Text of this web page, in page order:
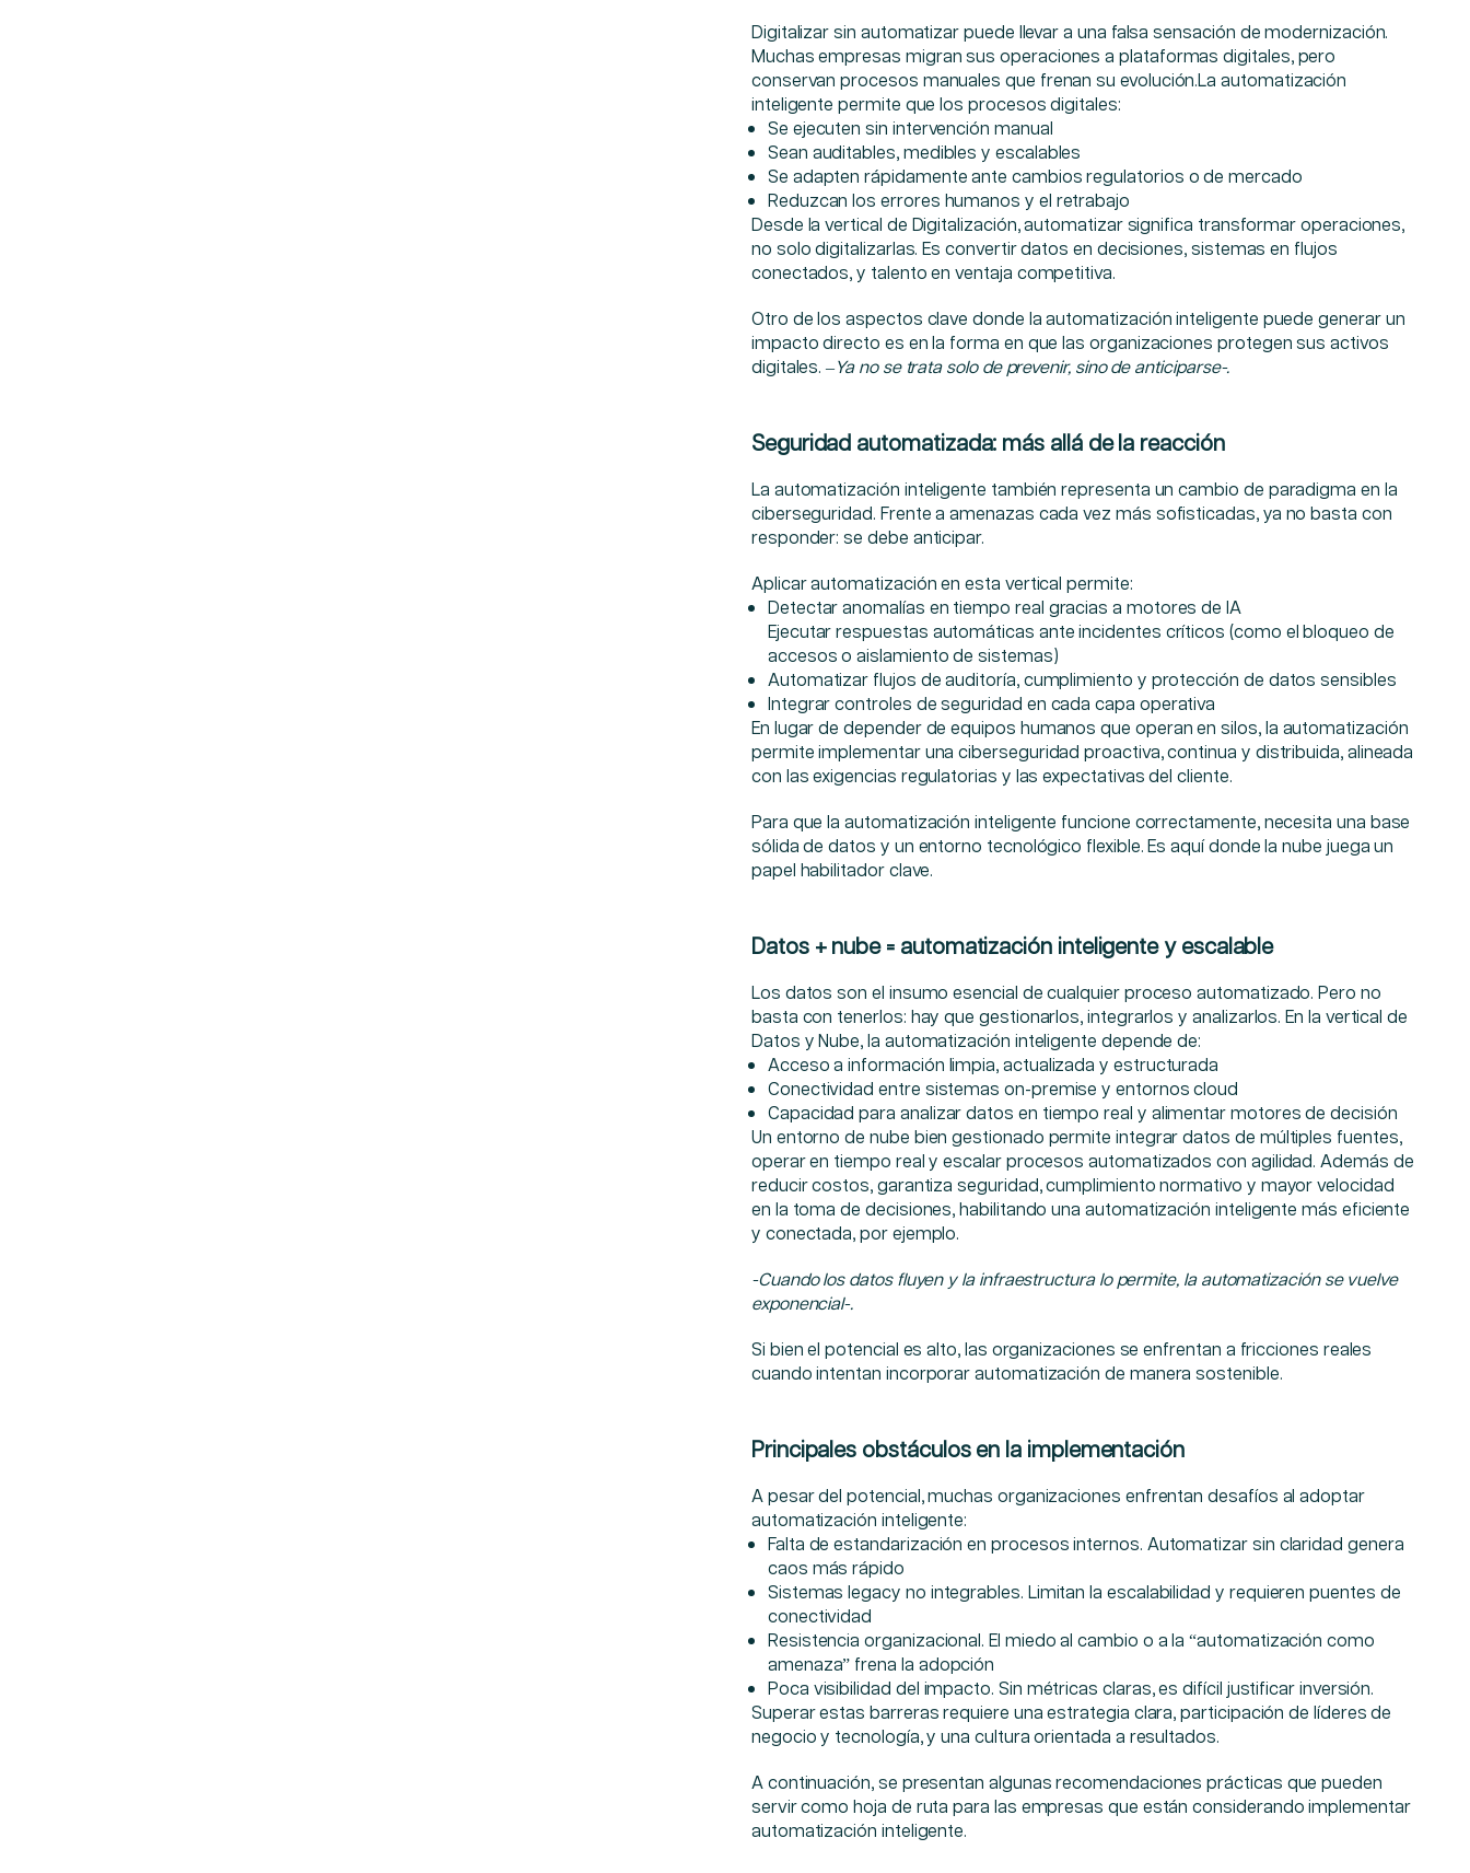
Digitalizar sin automatizar puede llevar a una falsa sensación de modernización.
Muchas empresas migran sus operaciones a plataformas digitales, pero
conservan procesos manuales que frenan su evolución.La automatización
inteligente permite que los procesos digitales:
Se ejecuten sin intervención manual
Sean auditables, medibles y escalables
Se adapten rápidamente ante cambios regulatorios o de mercado
Reduzcan los errores humanos y el retrabajo
Desde la vertical de Digitalización, automatizar significa transformar operaciones,
no solo digitalizarlas. Es convertir datos en decisiones, sistemas en flujos
conectados, y talento en ventaja competitiva.
Otro de los aspectos clave donde la automatización inteligente puede generar un
impacto directo es en la forma en que las organizaciones protegen sus activos
digitales. –Ya no se trata solo de prevenir, sino de anticiparse-.
Seguridad automatizada: más allá de la reacción
La automatización inteligente también representa un cambio de paradigma en la
ciberseguridad. Frente a amenazas cada vez más sofisticadas, ya no basta con
responder: se debe anticipar.
Aplicar automatización en esta vertical permite:
Detectar anomalías en tiempo real gracias a motores de IA
Ejecutar respuestas automáticas ante incidentes críticos (como el bloqueo de
accesos o aislamiento de sistemas)
Automatizar flujos de auditoría, cumplimiento y protección de datos sensibles
Integrar controles de seguridad en cada capa operativa
En lugar de depender de equipos humanos que operan en silos, la automatización
permite implementar una ciberseguridad proactiva, continua y distribuida, alineada
con las exigencias regulatorias y las expectativas del cliente.
Para que la automatización inteligente funcione correctamente, necesita una base
sólida de datos y un entorno tecnológico flexible. Es aquí donde la nube juega un
papel habilitador clave.
Datos + nube = automatización inteligente y escalable
Los datos son el insumo esencial de cualquier proceso automatizado. Pero no
basta con tenerlos: hay que gestionarlos, integrarlos y analizarlos. En la vertical de
Datos y Nube, la automatización inteligente depende de:
Acceso a información limpia, actualizada y estructurada
Conectividad entre sistemas on-premise y entornos cloud
Capacidad para analizar datos en tiempo real y alimentar motores de decisión
Un entorno de nube bien gestionado permite integrar datos de múltiples fuentes,
operar en tiempo real y escalar procesos automatizados con agilidad. Además de
reducir costos, garantiza seguridad, cumplimiento normativo y mayor velocidad
en la toma de decisiones, habilitando una automatización inteligente más eficiente
y conectada, por ejemplo.
-Cuando los datos fluyen y la infraestructura lo permite, la automatización se vuelve
exponencial-.
Si bien el potencial es alto, las organizaciones se enfrentan a fricciones reales
cuando intentan incorporar automatización de manera sostenible.
Principales obstáculos en la implementación
A pesar del potencial, muchas organizaciones enfrentan desafíos al adoptar
automatización inteligente:
Falta de estandarización en procesos internos. Automatizar sin claridad genera
caos más rápido
Sistemas legacy no integrables. Limitan la escalabilidad y requieren puentes de
conectividad
Resistencia organizacional. El miedo al cambio o a la “automatización como
amenaza” frena la adopción
Poca visibilidad del impacto. Sin métricas claras, es difícil justificar inversión.
Superar estas barreras requiere una estrategia clara, participación de líderes de
negocio y tecnología, y una cultura orientada a resultados.
A continuación, se presentan algunas recomendaciones prácticas que pueden
servir como hoja de ruta para las empresas que están considerando implementar
automatización inteligente.